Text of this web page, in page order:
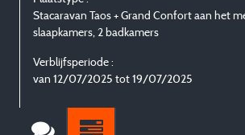
Stacaravan Taos + Grand Confort aan het
slaapkamers, 2 badkamers
Verblijfsperiode :
van 12/07/2025 tot 19/07/2025